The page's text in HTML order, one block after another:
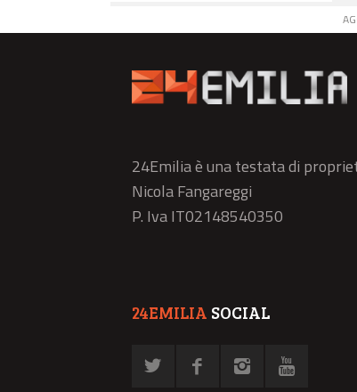
24Emilia è una testata di
Nicola Fangareggi
P. Iva IT02148540350
24EMILIA SOCIAL